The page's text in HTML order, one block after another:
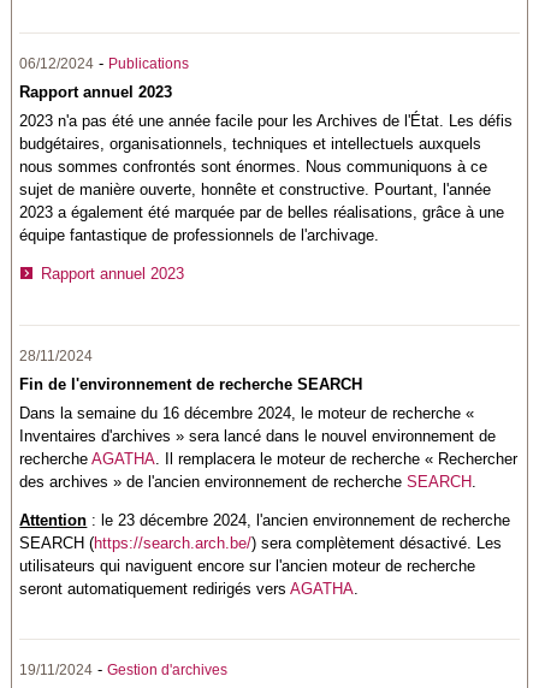
06/12/2024 - Publications
Rapport annuel 2023
2023 n'a pas été une année facile pour les Archives de l'État. Les défis
budgétaires, organisationnels, techniques et intellectuels auxquels
nous sommes confrontés sont énormes. Nous communiquons à ce
sujet de manière ouverte, honnête et constructive. Pourtant, l'année
2023 a également été marquée par de belles réalisations, grâce à une
équipe fantastique de professionnels de l'archivage.
Rapport annuel 2023
28/11/2024
Fin de l'environnement de recherche SEARCH
Dans la semaine du 16 décembre 2024, le moteur de recherche «
Inventaires d'archives » sera lancé dans le nouvel environnement de
rechercheAGATHA . Il remplacera le moteur de recherche « Rechercher
des archives » de l'ancien environnement de rechercheSEARCH
Attention : le 23 décembre 2024, l'ancien environnement de recherche
SEARCH (https://search.arch.be/) sera complètement désactivé. Les
utilisateurs qui naviguent encore sur l'ancien moteur de recherche
seront automatiquement redirigés versAGATHA
19/11/2024 -Gestion d'archives